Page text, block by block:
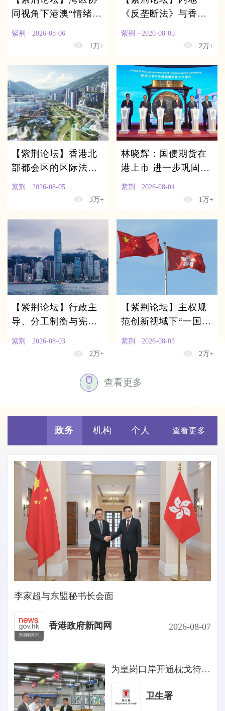
同视角下港澳“情绪经
济”的发展对策
紫荆 · 2026-08-06
1万+
《反垄断法》与香港
《竞争条例》在大湾
区的协同与合规
紫荆 · 2026-08-05
2万+
【紫荆论坛】香港北
部都会区的区际法律
冲突与争端解决机制
紫荆 · 2026-08-05
3万+
林晓辉：国债期货在
港上市 进一步巩固港
金融中心地位
紫荆 · 2026-08-04
1万+
【紫荆论坛】行政主
导、分工制衡与宪制
秩序——以《基本
法》为中心的香港政
紫荆 · 2026-08-03
2万+
【紫荆论坛】主权规
范创新视域下“一国两
制”自主知识体系的建
构逻辑与实践路径
紫荆 · 2026-08-03
2万+
查看更多
政务 机构 个人 查看更多
李家超与东盟秘书长会面
香港政府新闻网 2026-08-07
为皇岗口岸开通枕戈待旦 卫生署署长视察皇岗口岸联检大楼港方口岸区卫生检疫设施及准备措施
卫生署